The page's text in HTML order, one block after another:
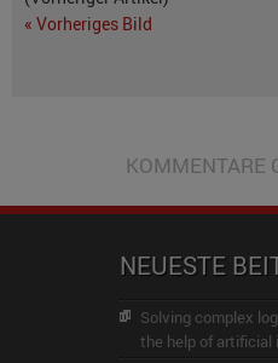
« Vorheriges Bild
KOMMENTARE
NEUESTE
Solving complex
the help of artificial